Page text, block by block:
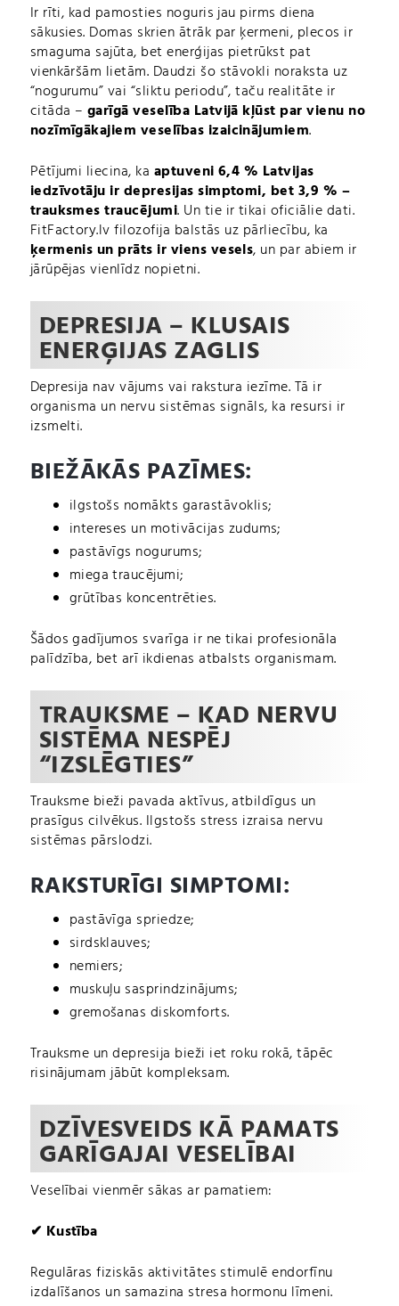
Ir rīti, kad pamosties noguris jau pirms diena
sākusies. Domas skrien ātrāk par ķermeni, plecos ir
smaguma sajūta, bet enerģijas pietrūkst pat
vienkāršām lietām. Daudzi šo stāvokli noraksta uz
“nogurumu” vai “sliktu periodu”, taču realitāte ir
citāda – garīgā veselība Latvijā kļūst par vienu no
nozīmīgākajiem veselības izaicinājumiem.
Pētījumi liecina, ka aptuveni 6,4 % Latvijas
iedzīvotāju ir depresijas simptomi, bet 3,9 % –
trauksmes traucējumi. Un tie ir tikai oficiālie dati.
FitFactory.lv filozofija balstās uz pārliecību, ka
ķermenis un prāts ir viens vesels, un par abiem ir
jārūpējas vienlīdz nopietni.
DEPRESIJA – KLUSAIS
ENERĢIJAS ZAGLIS
Depresija nav vājums vai rakstura iezīme. Tā ir
organisma un nervu sistēmas signāls, ka resursi ir
izsmelti.
BIEŽĀKĀS PAZĪMES:
ilgstošs nomākts garastāvoklis;
intereses un motivācijas zudums;
pastāvīgs nogurums;
miega traucējumi;
grūtības koncentrēties.
Šādos gadījumos svarīga ir ne tikai profesionāla
palīdzība, bet arī ikdienas atbalsts organismam.
TRAUKSME – KAD NERVU
SISTĒMA NESPĒJ
“IZSLĒGTIES”
Trauksme bieži pavada aktīvus, atbildīgus un
prasīgus cilvēkus. Ilgstošs stress izraisa nervu
sistēmas pārslodzi.
RAKSTURĪGI SIMPTOMI:
pastāvīga spriedze;
sirdsklauves;
nemiers;
muskuļu sasprindzinājums;
gremošanas diskomforts.
Trauksme un depresija bieži iet roku rokā, tāpēc
risinājumam jābūt kompleksam.
DZĪVESVEIDS KĀ PAMATS
GARĪGAJAI VESELĪBAI
Veselībai vienmēr sākas ar pamatiem:
✔ Kustība
Regulāras fiziskās aktivitātes stimulē endorfīnu
izdalīšanos un samazina stresa hormonu līmeni.